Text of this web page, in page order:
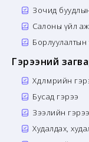
Зочид
Салоны үйл
Гэрээний
Хөдөлмөрийн
Бусад гэрээ
Зээлийн гэрээ
Худалдах,